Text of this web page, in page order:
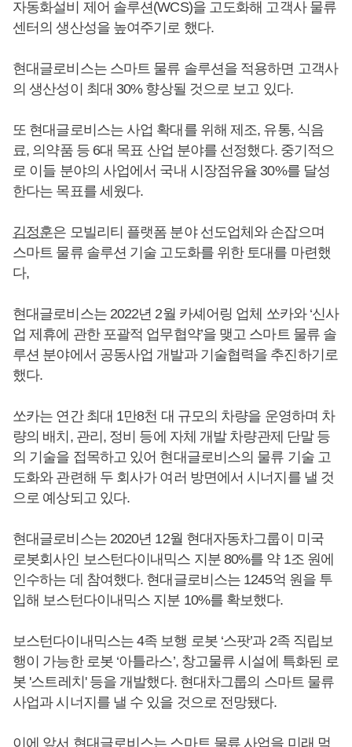
자동화설비 제어 솔루션(WCS)을 고도화해 고객사 물류
센터의 생산성을 높여주기로 했다.
현대글로비스는 스마트 물류 솔루션을 적용하면 고객사
의 생산성이 최대 30% 향상될 것으로 보고 있다.
또 현대글로비스는 사업 확대를 위해 제조, 유통, 식음
료, 의약품 등 6대 목표 산업 분야를 선정했다. 중기적으
로 이들 분야의 사업에서 국내 시장점유율 30%를 달성
한다는 목표를 세웠다.
김정훈은 모빌리티 플랫폼 분야 선도업체와 손잡으며
스마트 물류 솔루션 기술 고도화를 위한 토대를 마련했
다,
현대글로비스는 2022년 2월 카셰어링 업체 쏘카와 ‘신사
업 제휴에 관한 포괄적 업무협약’을 맺고 스마트 물류 솔
루션 분야에서 공동사업 개발과 기술협력을 추진하기로
했다.
쏘카는 연간 최대 1만8천 대 규모의 차량을 운영하며 차
량의 배치, 관리, 정비 등에 자체 개발 차량관제 단말 등
의 기술을 접목하고 있어 현대글로비스의 물류 기술 고
도화와 관련해 두 회사가 여러 방면에서 시너지를 낼 것
으로 예상되고 있다.
현대글로비스는 2020년 12월 현대자동차그룹이 미국
로봇회사인 보스턴다이내믹스 지분 80%를 약 1조 원에
인수하는 데 참여했다. 현대글로비스는 1245억 원을 투
입해 보스턴다이내믹스 지분 10%를 확보했다.
보스턴다이내믹스는 4족 보행 로봇 ‘스팟’과 2족 직립보
행이 가능한 로봇 ‘아틀라스’, 창고물류 시설에 특화된 로
봇 '스트레치' 등을 개발했다. 현대차그룹의 스마트 물류
사업과 시너지를 낼 수 있을 것으로 전망됐다.
이에 앞서 현대글로비스는 스마트 물류 사업을 미래 먹